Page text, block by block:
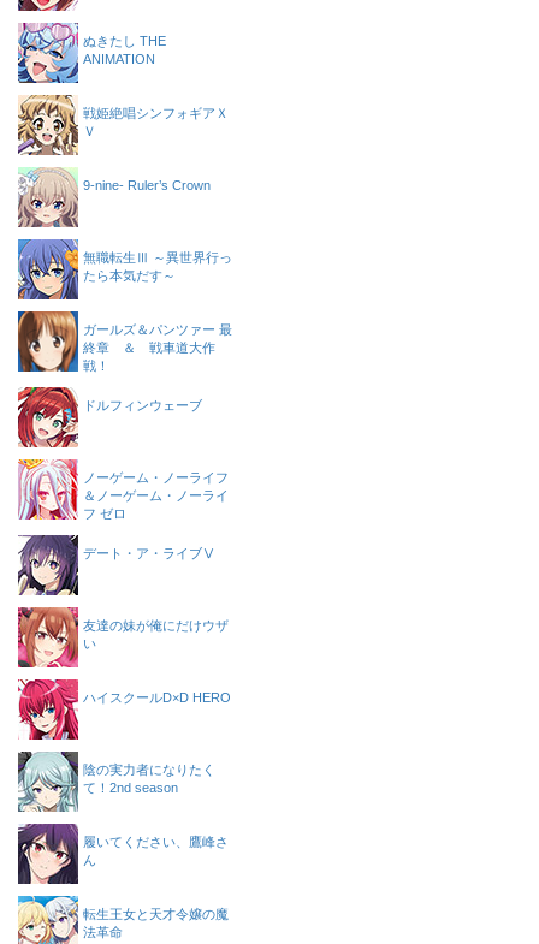
ぬきたし THE
ANIMATION
戦姫絶唱シンフォギアＸ
Ｖ
9-nine- Ruler’s Crown
無職転生Ⅲ ～異世界行っ
たら本気だす～
ガールズ＆パンツァー 最
終章 ＆ 戦車道大作
戦！
ドルフィンウェーブ
ノーゲーム・ノーライフ
＆ノーゲーム・ノーライ
フ ゼロ
デート・ア・ライブⅤ
友達の妹が俺にだけウザ
い
ハイスクールD×D HERO
陰の実力者になりたく
て！2nd season
履いてください、鷹峰さ
ん
転生王女と天才令嬢の魔
法革命